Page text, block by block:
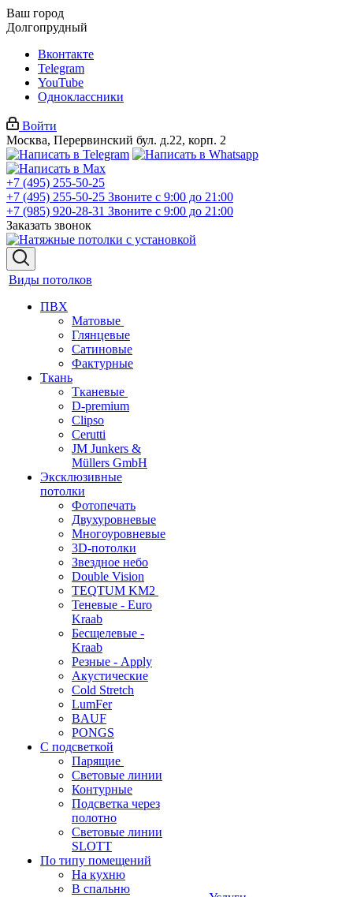
Ваш город
Долгопрудный
Вконтакте
Telegram
YouTube
Одноклассники
Войти
Москва, Перервинский бул. д.22, корп. 2
+7 (495) 255-50-25
+7 (495) 255-50-25 Звоните с 9:00 до 21:00
+7 (985) 920-28-31 Звоните с 9:00 до 21:00
Заказать звонок
Виды потолков
ПВХ
Матовые
Глянцевые
Сатиновые
Фактурные
Ткань
Тканевые
D-premium
Clipso
Cerutti
JM Junkers &
Müllers GmbH
Эксклюзивные
потолки
Фотопечать
Двухуровневые
Многоуровневые
3D-потолки
Звездное небо
Double Vision
TEQTUM KM2
Теневые - Euro
Kraab
Бесщелевые -
Kraab
Резные - Apply
Акустические
Cold Stretch
LumFer
BAUF
PONGS
С подсветкой
Парящие
Световые линии
Контурные
Подсветка через
полотно
Световые линии
SLOTT
По типу помещений
На кухню
В спальню